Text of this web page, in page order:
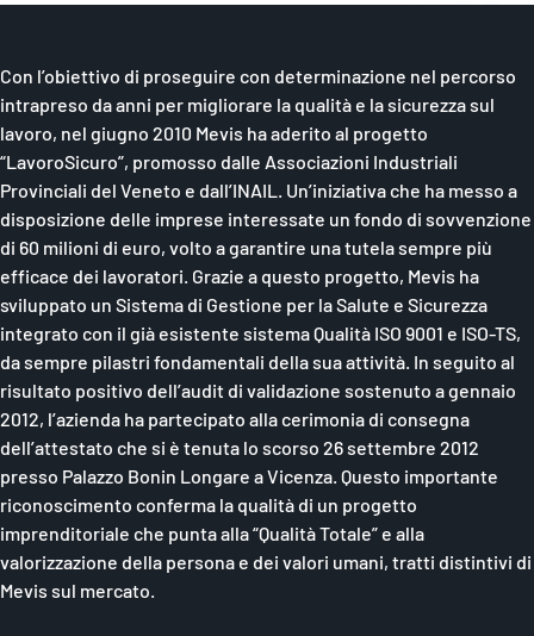
Con l’obiettivo di proseguire con determinazione nel percorso
intrapreso da anni per migliorare la qualità e la sicurezza sul
lavoro, nel giugno 2010 Mevis ha aderito al progetto
“LavoroSicuro”, promosso dalle Associazioni Industriali
Provinciali del Veneto e dall’INAIL. Un’iniziativa che ha messo a
disposizione delle imprese interessate un fondo di sovvenzione
di 60 milioni di euro, volto a garantire una tutela sempre più
efficace dei lavoratori. Grazie a questo progetto, Mevis ha
sviluppato un Sistema di Gestione per la Salute e Sicurezza
integrato con il già esistente sistema Qualità ISO 9001 e ISO-TS,
da sempre pilastri fondamentali della sua attività. In seguito al
risultato positivo dell’audit di validazione sostenuto a gennaio
2012, l’azienda ha partecipato alla cerimonia di consegna
dell’attestato che si è tenuta lo scorso 26 settembre 2012
presso Palazzo Bonin Longare a Vicenza. Questo importante
riconoscimento conferma la qualità di un progetto
imprenditoriale che punta alla “Qualità Totale” e alla
valorizzazione della persona e dei valori umani, tratti distintivi di
Mevis sul mercato.